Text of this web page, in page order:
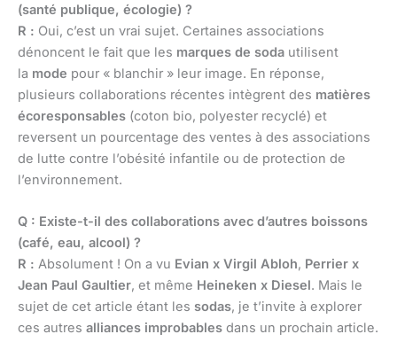
(santé publique, écologie) ?
R : Oui, c’est un vrai sujet. Certaines associations
dénoncent le fait que les marques de soda utilisent
la mode pour « blanchir » leur image. En réponse,
plusieurs collaborations récentes intègrent des matières
écoresponsables (coton bio, polyester recyclé) et
reversent un pourcentage des ventes à des associations
de lutte contre l’obésité infantile ou de protection de
l’environnement.
Q : Existe-t-il des collaborations avec d’autres boissons
(café, eau, alcool) ?
R : Absolument ! On a vu Evian x Virgil Abloh, Perrier x
Jean Paul Gaultier, et même Heineken x Diesel. Mais le
sujet de cet article étant les sodas, je t’invite à explorer
ces autres alliances improbables dans un prochain article.